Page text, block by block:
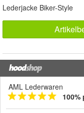
Lederjacke Biker-Style
AML Lederwaren